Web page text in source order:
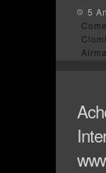
5